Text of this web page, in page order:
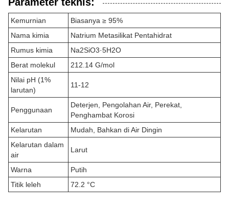
Kemurnian
Biasanya ≥ 95%
Nama kimia
Natrium Metasilikat Pentahidrat
Rumus kimia
Na2SiO3·5H2O
Berat molekul
212.14 G/mol
Nilai pH (1%
larutan)
11-12
Penggunaan
Deterjen, Pengolahan Air, Perekat,
Penghambat Korosi
Kelarutan
Mudah, Bahkan di Air Dingin
Kelarutan dalam
air
Larut
Warna
Putih
Titik leleh
72.2 °C